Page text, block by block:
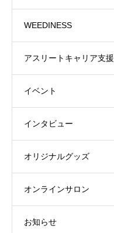
WEEDINESS
アスリートキャリア支援
イベント
インタビュー
オリジナルグッズ
オンラインサロン
お知らせ